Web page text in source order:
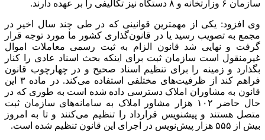
سازمان ۶ وزارتخانه و ۸ دستگاه نیز تکالیفی را بر عهده دارند.
وی افزود: یکی از مهمترین قوانینی که در طی چند سال اخیر در
مجمع به تصویب رسید یا در قانون‌گذاری کشور ما مورد توجه قرار
گرفت و نهایی شد قانون الزام به ثبت رسمی معاملات اموال
غیرمنقول است سازمان ثبت برای اینکه بحث اسناد عادی را کنار
بگذارد و زمینه را برای تنظیم اسناد صحیح و در چهارچوب قانون
فراهم کند از ظرفیت‌های مختلفی استفاده می‌کند. در ماده ۳ این
قانون به مشاوران املاک دسترسی داده شده است به طوری که در
حال حاضر ۱۰۲ هزار مشاور املاک به سامانه‌های سازمان ثبت
متصل هستند و پیشنویس قرارداد را تنظیم می‌کنند و تا به امروز
بیش از ۵۵۵ هزار پیش‌نویس در اجرای این قانون تنظیم شده است.